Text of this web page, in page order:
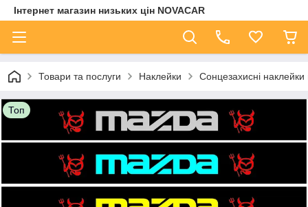
Інтернет магазин низьких цін NOVACAR
Товари та послуги Наклейки Сонцезахисні
Топ